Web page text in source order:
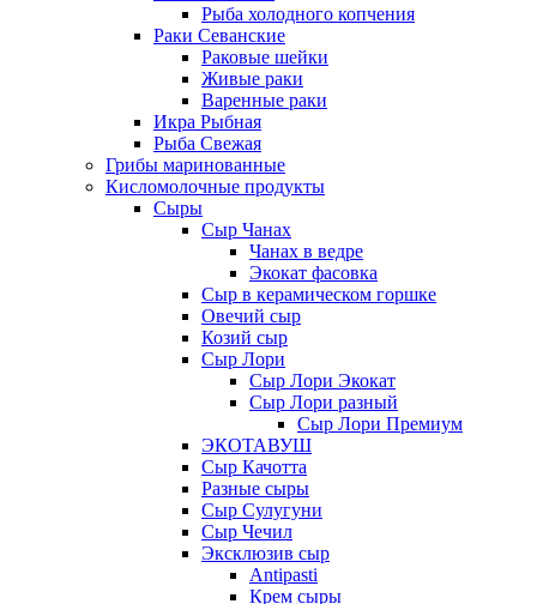
Рыба холодного копчения
Раки Севанские
Раковые шейки
Живые раки
Варенные раки
Икра Рыбная
Рыба Свежая
Грибы маринованные
Кисломолочные продукты
Сыры
Сыр Чанах
Чанах в ведре
Экокат фасовка
Сыр в керамическом горшке
Овечий сыр
Козий сыр
Сыр Лори
Сыр Лори Экокат
Сыр Лори разный
Сыр Лори Премиум
ЭКОТАВУШ
Сыр Качотта
Разные сыры
Сыр Сулугуни
Сыр Чечил
Эксклюзив сыр
Antipasti
Крем сыры